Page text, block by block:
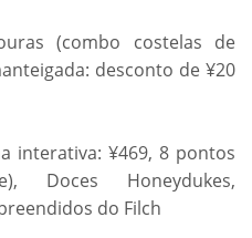
(combo costelas de
desconto de ¥20
interativa: ¥469, 8 pontos
Doces Honeydukes,
do Filch